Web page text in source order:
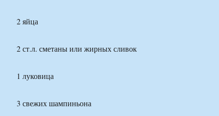
2 яйца
2 ст.л. сметаны или жирных сливок
1 луковица
3 свежих шампиньона